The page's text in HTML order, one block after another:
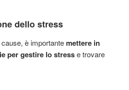
dello stress
è importante mettere in
per gestire lo stresse trovare